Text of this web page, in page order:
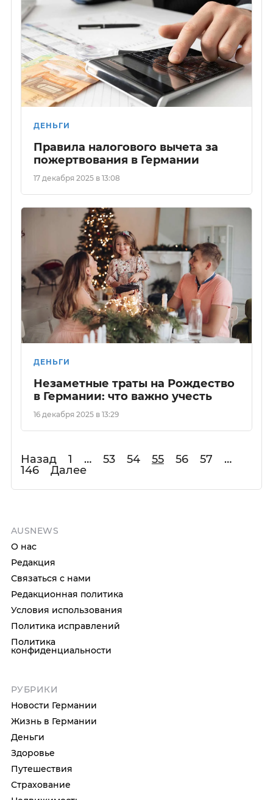
ДЕНЬГИ
Правила налогового вычета за
пожертвования в Германии
17 декабря 2025 в 13:08
ДЕНЬГИ
Незаметные траты на Рождество
в Германии: что важно учесть
16 декабря 2025 в 13:29
Назад 1 … 53 54 55 56 57
…
146
Далее
AUSNEWS
О нас
Редакция
Связаться с нами
Редакционная политика
Условия использования
Политика исправлений
Политика
конфиденциальности
РУБРИКИ
Новости Германии
Жизнь в Германии
Деньги
Здоровье
Путешествия
Страхование